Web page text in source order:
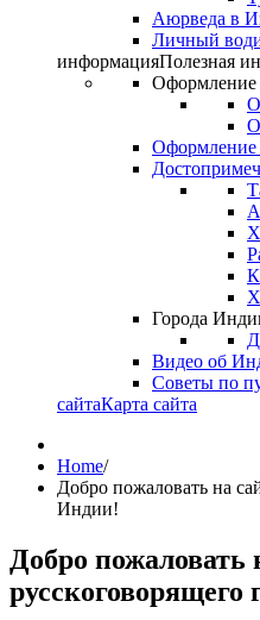
Аюрведа в
Личный
информацияПолезная
Оформление
Города
Видео об
Советы по
сайтаКарта сайта
Home/
Добро пожаловать на
Индии!
Добро пожаловать